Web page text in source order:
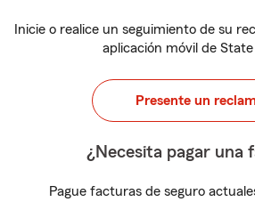
Inicie o realice un seguimiento de su
aplicación móvil de
Presente un
¿Necesita pagar una
Pague facturas de seguro